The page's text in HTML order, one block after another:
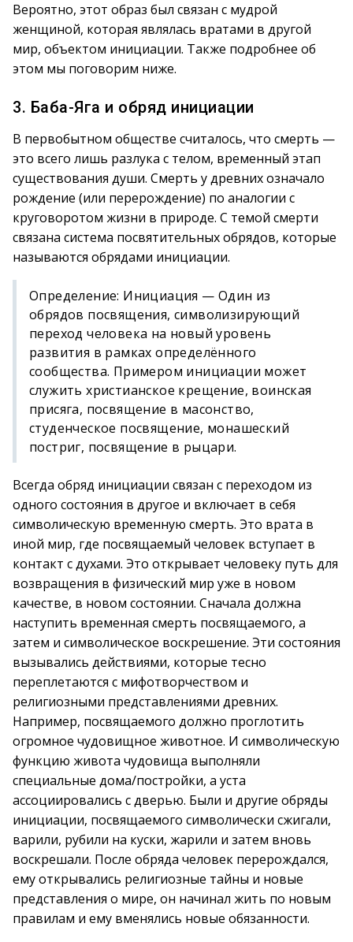
Вероятно, этот образ был связан с мудрой
женщиной, которая являлась вратами в другой
мир, объектом инициации. Также подробнее об
этом мы поговорим ниже.
3. Баба-Яга и обряд инициации
В первобытном обществе считалось, что смерть —
это всего лишь разлука с телом, временный этап
существования души. Смерть у древних означало
рождение (или перерождение) по аналогии с
круговоротом жизни в природе. С темой смерти
связана система посвятительных обрядов, которые
называются обрядами инициации.
Определение: Инициация — Один из
обрядов посвящения, символизирующий
переход человека на новый уровень
развития в рамках определённого
сообщества. Примером инициации может
служить христианское крещение, воинская
присяга, посвящение в масонство,
студенческое посвящение, монашеский
постриг, посвящение в рыцари.
Всегда обряд инициации связан с переходом из
одного состояния в другое и включает в себя
символическую временную смерть. Это врата в
иной мир, где посвящаемый человек вступает в
контакт с духами. Это открывает человеку путь для
возвращения в физический мир уже в новом
качестве, в новом состоянии. Сначала должна
наступить временная смерть посвящаемого, а
затем и символическое воскрешение. Эти состояния
вызывались действиями, которые тесно
переплетаются с мифотворчеством и
религиозными представлениями древних.
Например, посвящаемого должно проглотить
огромное чудовищное животное. И символическую
функцию живота чудовища выполняли
специальные дома/постройки, а уста
ассоциировались с дверью. Были и другие обряды
инициации, посвящаемого символически сжигали,
варили, рубили на куски, жарили и затем вновь
воскрешали. После обряда человек перерождался,
ему открывались религиозные тайны и новые
представления о мире, он начинал жить по новым
правилам и ему вменялись новые обязанности.